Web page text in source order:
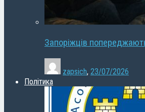
Запоріжців
zapsich, 23/07/2026
Політика